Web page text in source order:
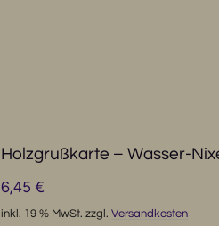
Holzgrußkarte – Wasser-
6,45 €
inkl. 19 % MwSt. zzgl. Versandkosten